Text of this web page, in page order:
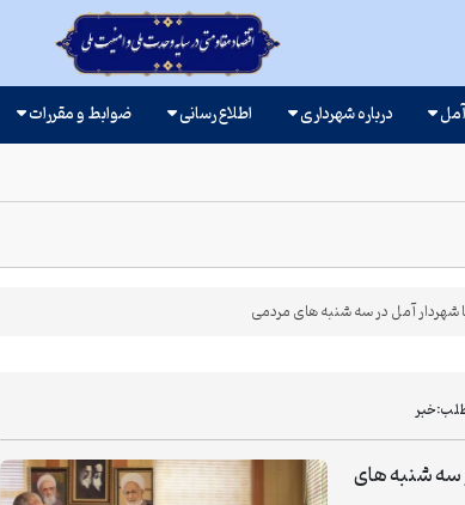
درباره شهرداری اطلاع رسانی ضوابط و مقررات
آمل در سه شنبه های مردمی
خبر
سه شنبه های